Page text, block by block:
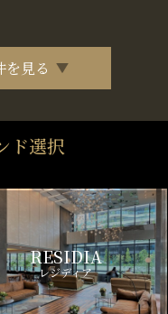
を見る
ド選択
RESIDIA
レジディア